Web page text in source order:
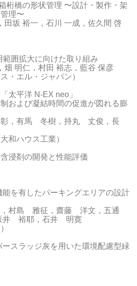
桁橋の形状管理 〜設計・製作・架
理〜
田坂 裕一，石川 一成，佐久間 啓
囲拡大に向けた取り組み
畑 明仁，村田 裕志，藍谷 保彦
・エル・ジャパン）
太平洋 N-EX neo」
および凝結時間の促進が図れる膨
，有馬 冬樹，持丸 丈俊，長
和ハウス工業）
浸剤の開発と性能評価
を有したパーキングエリアの設計
村島 雅征，齋藤 洋文，五通
井 裕耶，石井 明寛
スラッジ灰を用いた環境配慮型緑